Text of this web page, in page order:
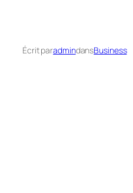
Écrit paradmindansBusiness